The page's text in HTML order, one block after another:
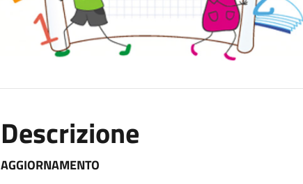
Descrizione
AGGIORNAMENTO